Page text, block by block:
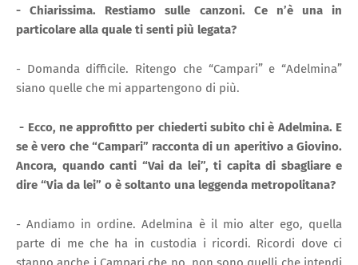
- Chiarissima. Restiamo sulle canzoni. Ce n’è una in
particolare alla quale ti senti più legata?
- Domanda difficile. Ritengo che “Campari” e “Adelmina”
siano quelle che mi appartengono di più.
- Ecco, ne approfitto per chiederti subito chi è Adelmina. E
se è vero che “Campari” racconta di un aperitivo a Giovino.
Ancora, quando canti “Vai da lei”, ti capita di sbagliare e
dire “Via da lei” o è soltanto una leggenda metropolitana?
- Andiamo in ordine. Adelmina è il mio alter ego, quella
parte di me che ha in custodia i ricordi. Ricordi dove ci